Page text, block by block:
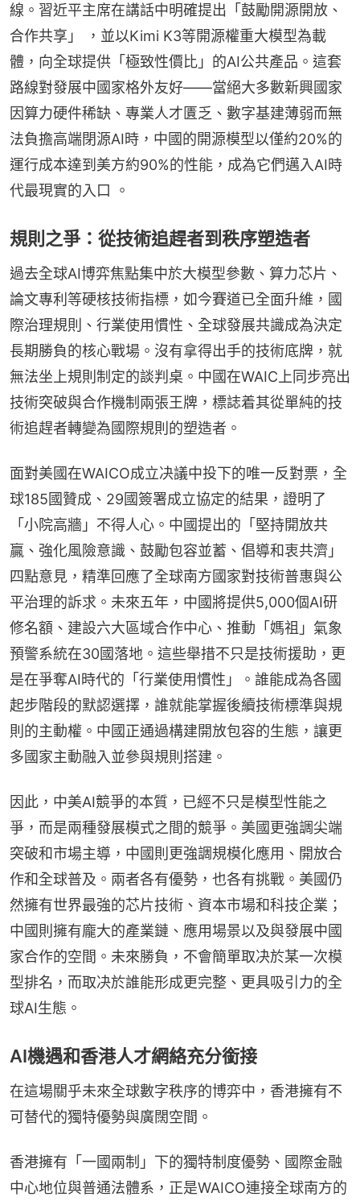
線。習近平主席在講話中明確提出「鼓勵開源開放、
合作共享」 ，並以Kimi K3等開源權重大模型為載
體，向全球提供「極致性價比」的AI公共產品。這套
路線對發展中國家格外友好——當絕大多數新興國家
因算力硬件稀缺、專業人才匱乏、數字基建薄弱而無
法負擔高端閉源AI時，中國的開源模型以僅約20%的
運行成本達到美方約90%的性能，成為它們邁入AI時
代最現實的入口 。
規則之爭：從技術追趕者到秩序塑造者
過去全球AI博弈焦點集中於大模型參數、算力芯片、
論文專利等硬核技術指標，如今賽道已全面升維，國
際治理規則、行業使用慣性、全球發展共識成為決定
長期勝負的核心戰場。沒有拿得出手的技術底牌，就
無法坐上規則制定的談判桌。中國在WAIC上同步亮出
技術突破與合作機制兩張王牌，標誌着其從單純的技
術追趕者轉變為國際規則的塑造者。
面對美國在WAICO成立决議中投下的唯一反對票，全
球185國贊成、29國簽署成立協定的結果，證明了
「小院高牆」不得人心。中國提出的「堅持開放共
贏、強化風險意識、鼓勵包容並蓄、倡導和衷共濟」
四點意見，精準回應了全球南方國家對技術普惠與公
平治理的訴求。未來五年，中國將提供5,000個AI研
修名額、建設六大區域合作中心、推動「媽祖」氣象
預警系統在30國落地。這些舉措不只是技術援助，更
是在爭奪AI時代的「行業使用慣性」。誰能成為各國
起步階段的默認選擇，誰就能掌握後續技術標準與規
則的主動權。中國正通過構建開放包容的生態，讓更
多國家主動融入並參與規則搭建。
因此，中美AI競爭的本質，已經不只是模型性能之
爭，而是兩種發展模式之間的競爭。美國更強調尖端
突破和市場主導，中國則更強調規模化應用、開放合
作和全球普及。兩者各有優勢，也各有挑戰。美國仍
然擁有世界最強的芯片技術、資本市場和科技企業；
中國則擁有龐大的產業鏈、應用場景以及與發展中國
家合作的空間。未來勝負，不會簡單取决於某一次模
型排名，而取决於誰能形成更完整、更具吸引力的全
球AI生態。
AI機遇和香港人才網絡充分銜接
在這場關乎未來全球數字秩序的博弈中，香港擁有不
可替代的獨特優勢與廣闊空間。
香港擁有「一國兩制」下的獨特制度優勢、國際金融
中心地位與普通法體系，正是WAICO連接全球南方的